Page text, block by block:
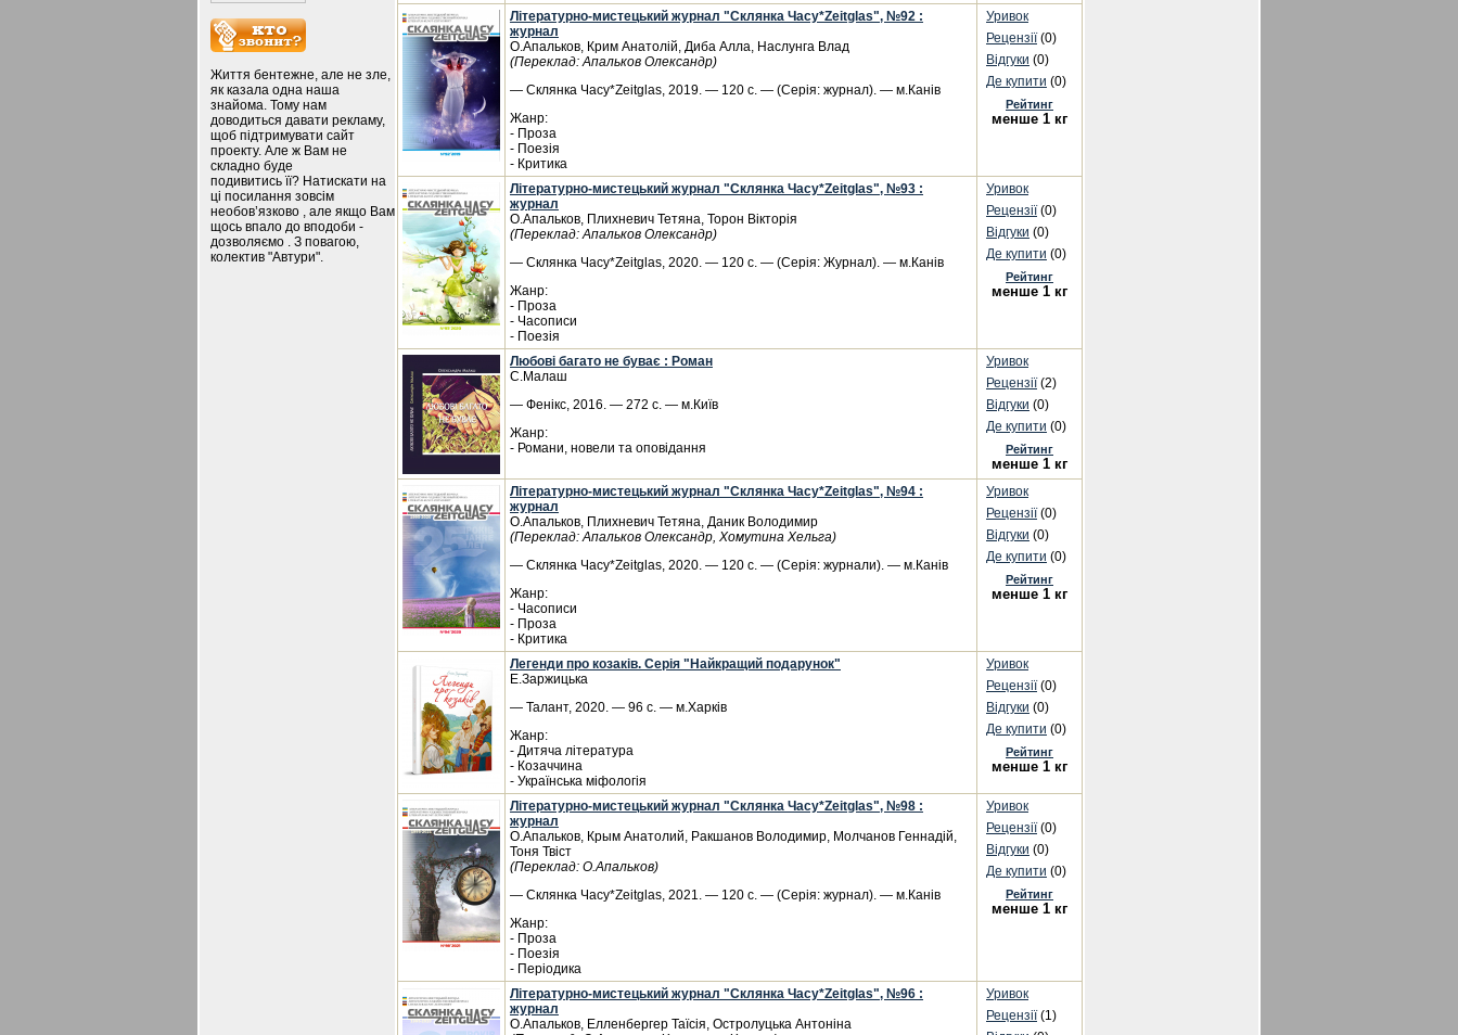
Життя бентежне, але не зле,
як казала одна наша
знайома. Тому нам
доводиться давати рекламу,
щоб підтримувати сайт
проекту. Але ж Вам не
складно буде
подивитись її? Натискати на
ці посилання зовсім
необов’язково , але якщо Вам
щось впало до вподоби -
дозволяємо . З повагою,
колектив "Автури".
Літературно-мистецький журнал "Склянка Часу*Zeitglas", №92 :
журнал
О.Апальков, Крим Анатолій, Диба Алла, Наслунга Влад
(Переклад: Апальков Олександр)
— Склянка Часу*Zeitglas, 2019. — 120 с. — (Серія: журнал). — м.Канів
Жанр:
- Проза
- Поезія
- Критика
Уривок
Рецензії(0)
Відгуки (0)
Де купити (0)
Рейтинг
менше 1 кг
Літературно-мистецький журнал "Склянка Часу*Zeitglas", №93 :
журнал
О.Апальков, Плихневич Тетяна, Торон Вікторія
(Переклад: Апальков Олександр)
— Склянка Часу*Zeitglas, 2020. — 120 с. — (Серія: Журнал). — м.Канів
Жанр:
- Проза
- Часописи
- Поезія
Уривок
Рецензії(0)
Відгуки (0)
Де купити (0)
Рейтинг
менше 1 кг
Любові багато не буває : Роман
С.Малаш
— Фенікс, 2016. — 272 с. — м.Київ
Жанр:
- Романи, новели та оповідання
Уривок
Рецензії(2)
Відгуки (0)
Де купити (0)
Рейтинг
менше 1 кг
Літературно-мистецький журнал "Склянка Часу*Zeitglas", №94 :
журнал
О.Апальков, Плихневич Тетяна, Даник Володимир
(Переклад: Апальков Олександр, Хомутина Хельга)
— Склянка Часу*Zeitglas, 2020. — 120 с. — (Серія: журнали). — м.Канів
Жанр:
- Часописи
- Проза
- Критика
Уривок
Рецензії(0)
Відгуки (0)
Де купити (0)
Рейтинг
менше 1 кг
Легенди про козаків. Серія "Найкращий подарунок"
Е.Заржицька
— Талант, 2020. — 96 с. — м.Харків
Жанр:
- Дитяча література
- Козаччина
- Українська міфологія
Уривок
Рецензії(0)
Відгуки (0)
Де купити (0)
Рейтинг
менше 1 кг
Літературно-мистецький журнал "Склянка Часу*Zeitglas", №98 :
журнал
О.Апальков, Крым Анатолий, Ракшанов Володимир, Молчанов Геннадій,
Тоня Твіст
(Переклад: О.Апальков)
— Склянка Часу*Zeitglas, 2021. — 120 с. — (Серія: журнал). — м.Канів
Жанр:
- Проза
- Поезія
- Періодика
Уривок
Рецензії(0)
Відгуки (0)
Де купити (0)
Рейтинг
менше 1 кг
Літературно-мистецький журнал "Склянка Часу*Zeitglas", №96 :
журнал
О.Апальков, Елленбергер Таїсія, Остролуцька Антоніна
Уривок
Рецензії(1)